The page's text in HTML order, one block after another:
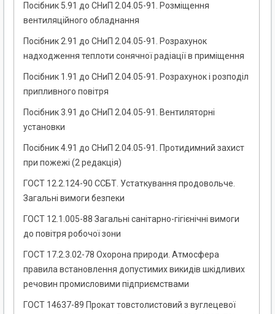
Посібник 5.91 до СНиП 2.04.05-91. Розміщення
вентиляційного обладнання
Посібник 2.91 до СНиП 2.04.05-91. Розрахунок
надходження теплоти сонячної радіації в приміщення
Посібник 1.91 до СНиП 2.04.05-91. Розрахунок і розподіл
припливного повітря
Посібник 3.91 до СНиП 2.04.05-91. Вентиляторні
установки
Посібник 4.91 до СНиП 2.04.05-91. Протидимний захист
при пожежі (2 редакція)
ГОСТ 12.2.124-90 ССБТ. Устаткування продовольче.
Загальні вимоги безпеки
ГОСТ 12.1.005-88 Загальні санітарно-гігієнічні вимоги
до повітря робочої зони
ГОСТ 17.2.3.02-78 Охорона природи. Атмосфера
правила встановлення допустимих викидів шкідливих
речовин промисловими підприємствами
ГОСТ 14637-89 Прокат товстолистовий з вуглецевої